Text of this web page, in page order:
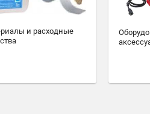
и расходные